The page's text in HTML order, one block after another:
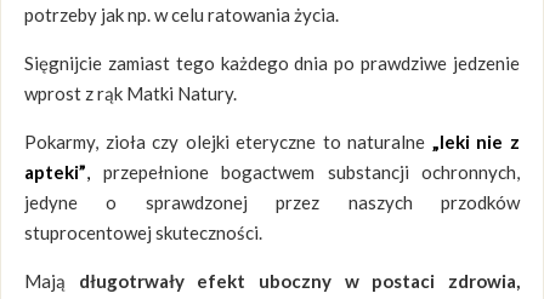
potrzeby jak np. w celu ratowania życia.
Sięgnijcie zamiast tego każdego dnia po prawdziwe jedzenie
wprost z rąk Matki Natury.
Pokarmy, zioła czy olejki eteryczne to naturalne „leki nie z
apteki”, przepełnione bogactwem substancji ochronnych,
jedyne o sprawdzonej przez naszych przodków
stuprocentowej skuteczności.
Mają długotrwały efekt uboczny w postaci zdrowia,